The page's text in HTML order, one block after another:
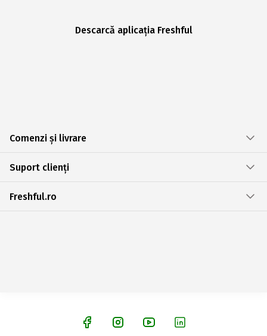
Descarcă aplicația Freshful
Comenzi și livrare
Suport clienți
Freshful.ro